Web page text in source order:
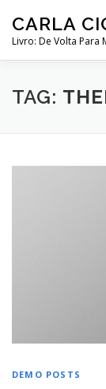
content
CARLA
Livro: De Volta Para
COMPRAR
TAG:
DEMO POSTS